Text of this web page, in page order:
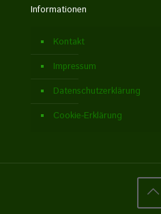
Informationen
Kontakt
Impressum
Datenschutzerklärung
Cookie-Erklärung